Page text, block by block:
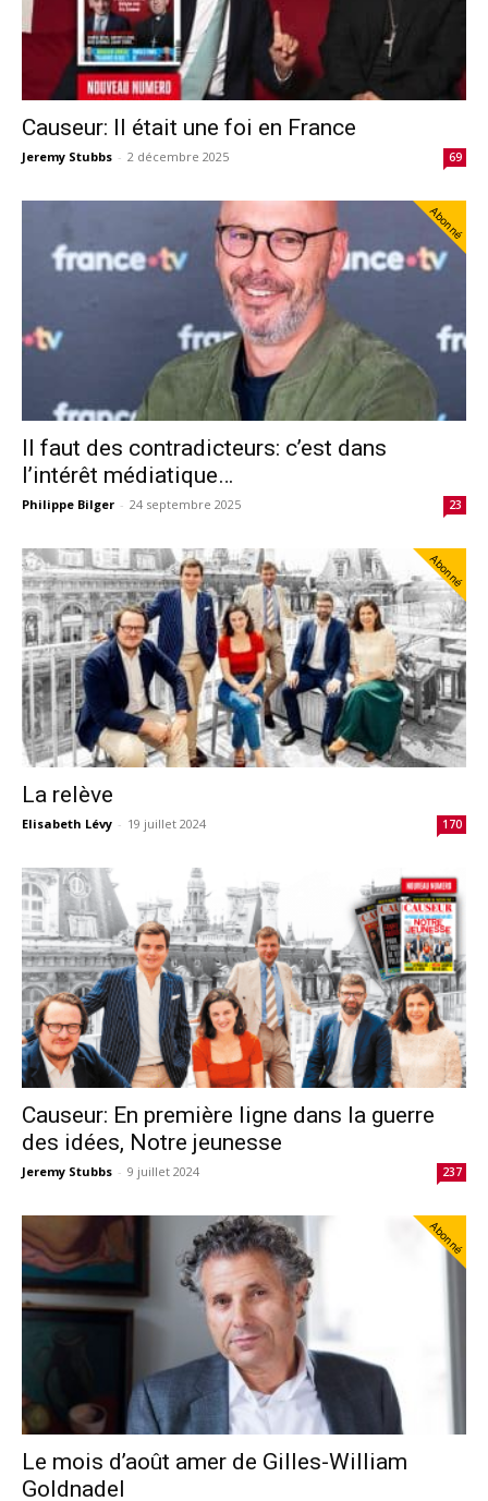
Causeur: Il était une foi en France
Jeremy Stubbs - 2 décembre 2025 69
Abonné
Il faut des contradicteurs: c’est dans
l’intérêt médiatique…
Philippe Bilger - 24 septembre 2025 23
Abonné
La relève
Elisabeth Lévy - 19 juillet 2024 170
Causeur: En première ligne dans la guerre
des idées, Notre jeunesse
Jeremy Stubbs - 9 juillet 2024 237
Abonné
Le mois d’août amer de Gilles-William
Goldnadel